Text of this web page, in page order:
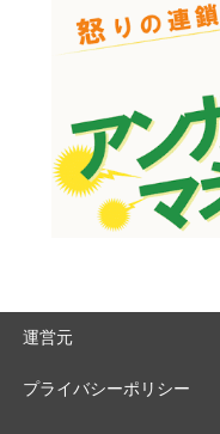
運営元
プライバシーポリシー